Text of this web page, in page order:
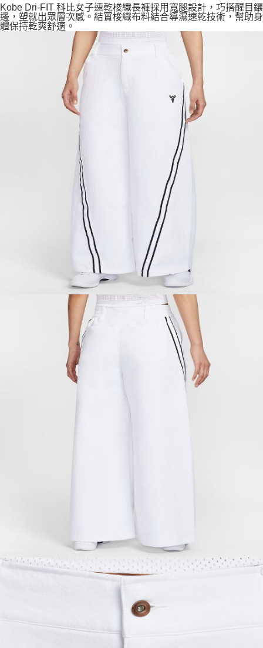
Kobe Dri-FIT 科比女子速乾梭織長褲採用寬腿設計，巧搭醒目鑲
邊，塑就出眾層次感。結實梭織布料結合導濕速乾技術，幫助身
體保持乾爽舒適。